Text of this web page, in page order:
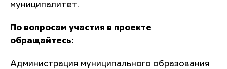
муниципалитет.
По вопросам участия в проекте
обращайтесь:
Администрация муниципального образования